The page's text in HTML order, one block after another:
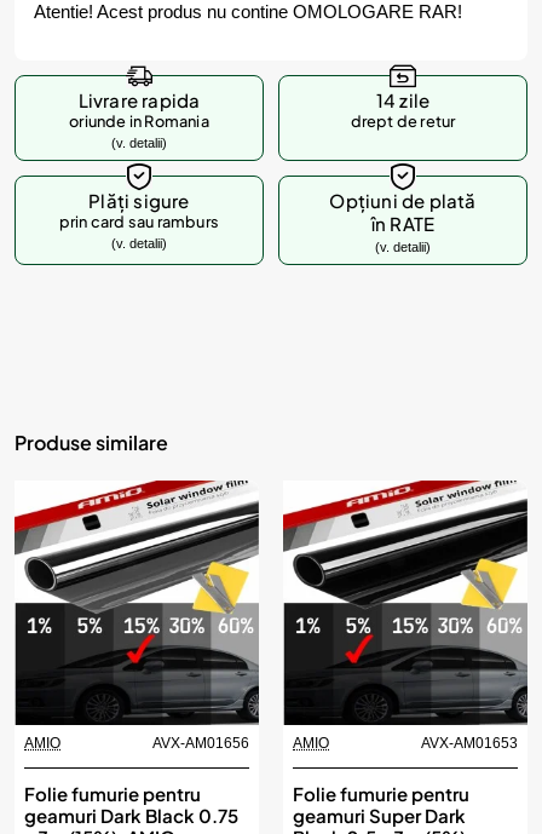
Atentie! Acest produs nu contine OMOLOGARE RAR!
Livrare rapida
oriunde in Romania
(v. detalii)
14 zile
drept de retur
Plăți sigure
prin card sau ramburs
(v. detalii)
Opțiuni de plată
în RATE
(v. detalii)
Produse similare
AMIO AVX-AM01656
Folie fumurie pentru
geamuri Dark Black 0.75
AMIO AVX-AM01653
Folie fumurie pentru
geamuri Super Dark